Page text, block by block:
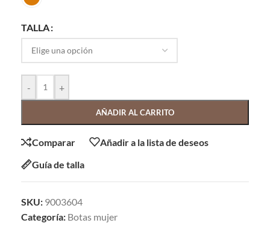
TALLA
- +
AÑADIR AL CARRITO
Comparar
Añadir a la lista de deseos
Guía de talla
SKU: 9003604
Categoría: Botas mujer